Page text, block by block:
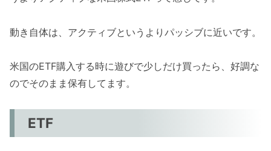
動き自体は、アクティブというよりパッシブに近いです。
米国のETF購入する時に遊びで少しだけ買ったら、好調な
のでそのまま保有してます。
ETF